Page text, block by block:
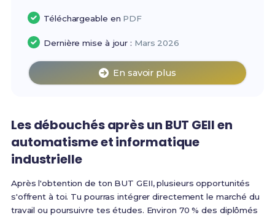
Téléchargeable en PDF
Dernière mise à jour : Mars 2026
En savoir plus
Les débouchés après un BUT GEII en
automatisme et informatique
industrielle
Après l'obtention de ton BUT GEII, plusieurs opportunités
s'offrent à toi. Tu pourras intégrer directement le marché du
travail ou poursuivre tes études. Environ 70 % des diplômés